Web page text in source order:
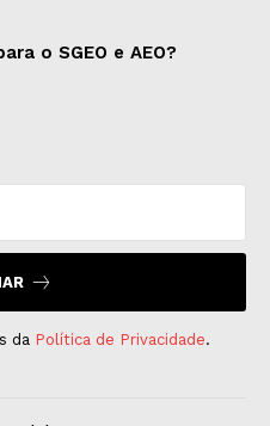
o SGEO e AEO?
da Política de Privacidade.